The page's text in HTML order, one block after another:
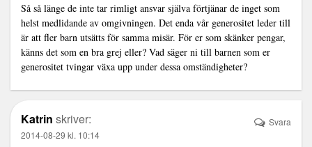
Så så länge de inte tar rimligt ansvar själva förtjänar de inget som
helst medlidande av omgivningen. Det enda vår generositet leder till
är att fler barn utsätts för samma misär. För er som skänker pengar,
känns det som en bra grej eller? Vad säger ni till barnen som er
generositet tvingar växa upp under dessa omständigheter?
Katrin skriver:
2014-08-29 kl. 10:14
Svara